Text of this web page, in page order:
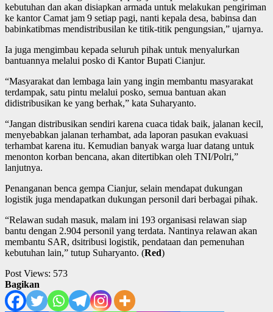
kebutuhan dan akan disiapkan armada untuk melakukan pengiriman
ke kantor Camat jam 9 setiap pagi, nanti kepala desa, babinsa dan
babinkatibmas mendistribusilan ke titik-titik pengungsian,” ujarnya.
Ia juga mengimbau kepada seluruh pihak untuk menyalurkan
bantuannya melalui posko di Kantor Bupati Cianjur.
“Masyarakat dan lembaga lain yang ingin membantu masyarakat
terdampak, satu pintu melalui posko, semua bantuan akan
didistribusikan ke yang berhak,” kata Suharyanto.
“Jangan distribusikan sendiri karena cuaca tidak baik, jalanan kecil,
menyebabkan jalanan terhambat, ada laporan pasukan evakuasi
terhambat karena itu. Kemudian banyak warga luar datang untuk
menonton korban bencana, akan ditertibkan oleh TNI/Polri,”
lanjutnya.
Penanganan benca gempa Cianjur, selain mendapat dukungan
logistik juga mendapatkan dukungan personil dari berbagai pihak.
“Relawan sudah masuk, malam ini 193 organisasi relawan siap
bantu dengan 2.904 personil yang terdata. Nantinya relawan akan
membantu SAR, dsitribusi logistik, pendataan dan pemenuhan
kebutuhan lain,” tutup Suharyanto. (Red)
Post Views: 573
Bagikan